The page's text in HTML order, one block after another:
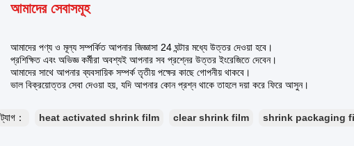
আমাদের সেবাসমূহ
আমাদের পণ্য ও মূল্য সম্পর্কিত আপনার জিজ্ঞাসা 24 ঘন্টার মধ্যে উত্তর দেওয়া হবে।
প্রশিক্ষিত এবং অভিজ্ঞ কর্মীরা অবশ্যই আপনার সব প্রশ্নের উত্তর ইংরেজিতে দেবেন।
আমাদের সাথে আপনার ব্যবসায়িক সম্পর্ক তৃতীয় পক্ষের কাছে গোপনীয় থাকবে।
ভাল বিক্রয়োত্তর সেবা দেওয়া হয়, যদি আপনার কোন প্রশ্ন থাকে তাহলে দয়া করে ফিরে আসুন।
ট্যাগ： heat activated shrink film clear shrink film shrink packaging